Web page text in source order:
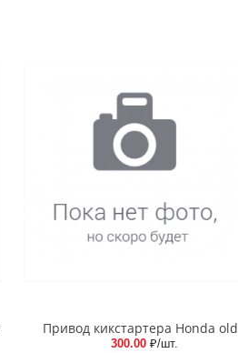
Привод кикстартера Honda old
300.00 ₽/шт.